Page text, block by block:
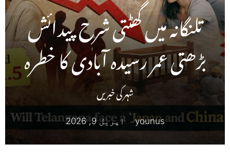
تلنگانہ میں گھٹتی شرح پیدائش
بڑھتی عمر رسیدہ آبادی کا خطرہ
شہر کی خبریں
younus اپریل 9, 2026